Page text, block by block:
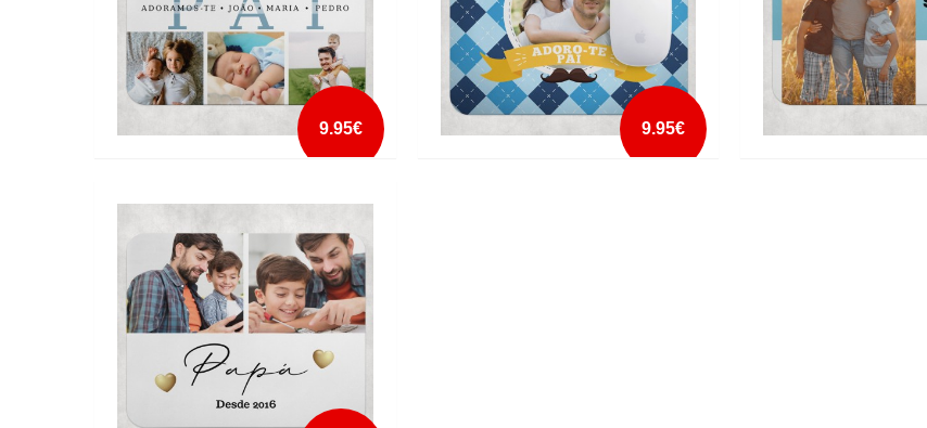
9.95€
NOMES
mais info
add à lista
9.95€